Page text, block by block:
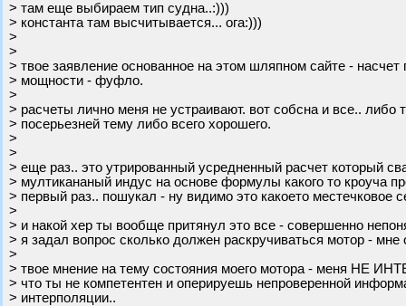
> там еще выбираем тип судна..:)))
> константа там высчитывается... ога:)))
>
>
> твое заявление основанное на этом шляпном сайте - насчет
> мощности - фуфло.
>
> расчеты лично меня не устраивают. вот собсна и все.. либо
> посерьезней тему либо всего хорошего.
>
>
> еще раз.. это утрированный усредненный расчет который
> мултикананый индус на основе формулы какого то кроуча
> первый раз.. пошукал - ну видимо это какоето местечковое
>
> и накой хер ты вообще притянул это все - совершенно
> я задал вопрос сколько должен раскручиваться мотор - мне
>
> твое мнение на тему состояния моего мотора - меня НЕ
> что ты не компетентен и оперируешь непроверенной
> интерполяции..